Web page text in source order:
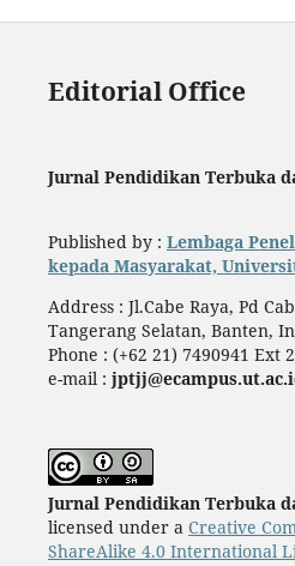
Editorial Office
Jurnal Pendidikan Terbuka
Published by : Lembaga
kepada Masyarakat,
Address : Jl.Cabe Raya, Pd
Tangerang Selatan, Banten,
Phone : (+62 21) 7490941 Ext
e-mail :
Jurnal Pendidikan Terbuka
licensed under a Creative
ShareAlike 4.0 International